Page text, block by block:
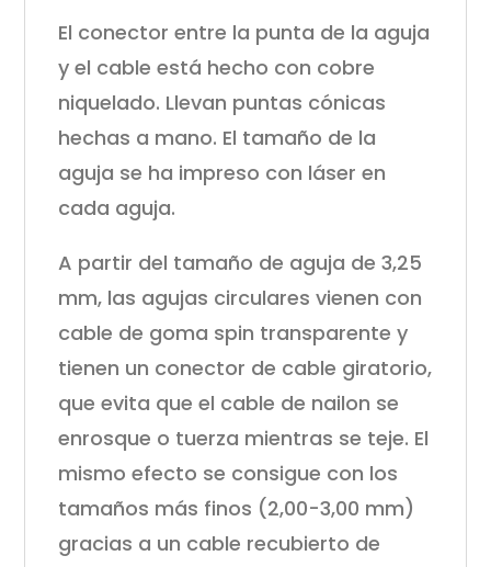
El conector entre la punta de la aguja
y el cable está hecho con cobre
niquelado. Llevan puntas cónicas
hechas a mano. El tamaño de la
aguja se ha impreso con láser en
cada aguja.
A partir del tamaño de aguja de 3,25
mm, las agujas circulares vienen con
cable de goma spin transparente y
tienen un conector de cable giratorio,
que evita que el cable de nailon se
enrosque o tuerza mientras se teje. El
mismo efecto se consigue con los
tamaños más finos (2,00-3,00 mm)
gracias a un cable recubierto de